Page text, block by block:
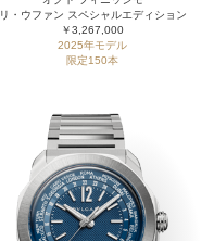
リ・ウファン スペシャルエディション
￥3,267,000
2025年モデル
限定150本